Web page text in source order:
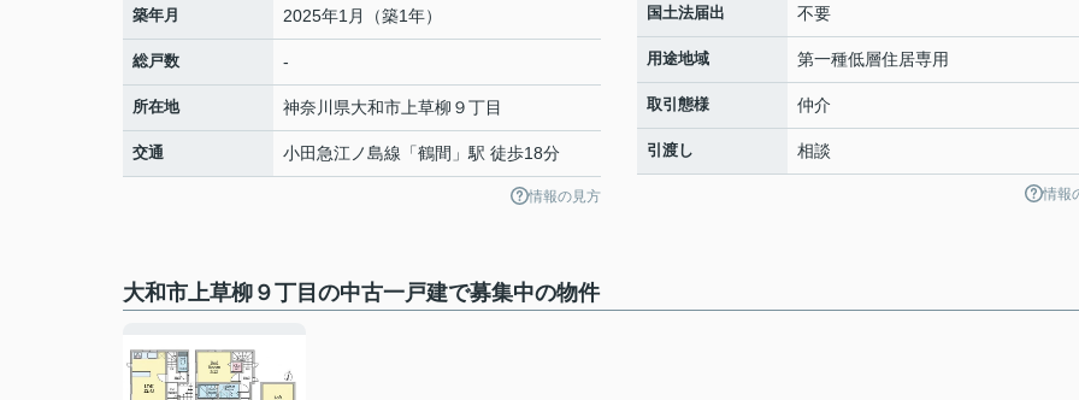
築年月 2025年1月（築1年）
総戸数 -
所在地 神奈川県大和市 上草柳 ９丁目
交通 小田急江ノ島線 「鶴間 」駅 徒歩18分
情報の見方
国土法届出 不要
用途地域 第一種低層住居専用
取引態様 仲介
引渡し 相談
情報
大和市上草柳９丁目の中古一戸建で募集中の物件